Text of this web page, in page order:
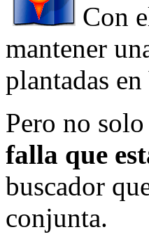
Con
mantener
plantadas
Pero no solo
falla que
buscador
conjunta.